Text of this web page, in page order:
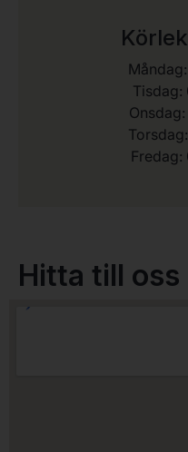
Tisdag:
Fredag:
Hitta till oss